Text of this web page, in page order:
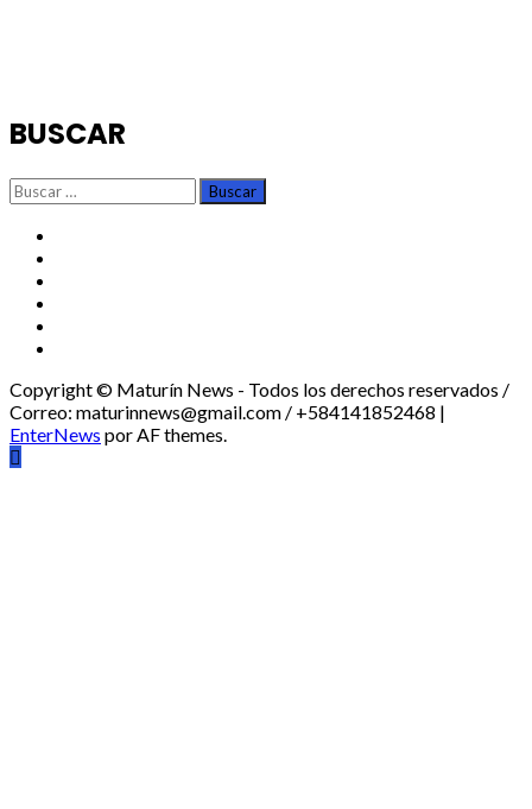
BUSCAR
Buscar:
Copyright © Maturín News - Todos los derechos reservados /
Correo: maturinnews@gmail.com / +584141852468 |
EnterNews por AF themes.